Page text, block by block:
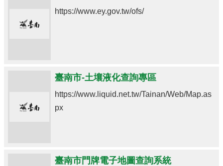
https://www.ey.gov.tw/ofs/
臺南市-土壤液化查詢專區
https://www.liquid.net.tw/Tainan/Web/Map.as
px
臺南市門牌電子地圖查詢系統